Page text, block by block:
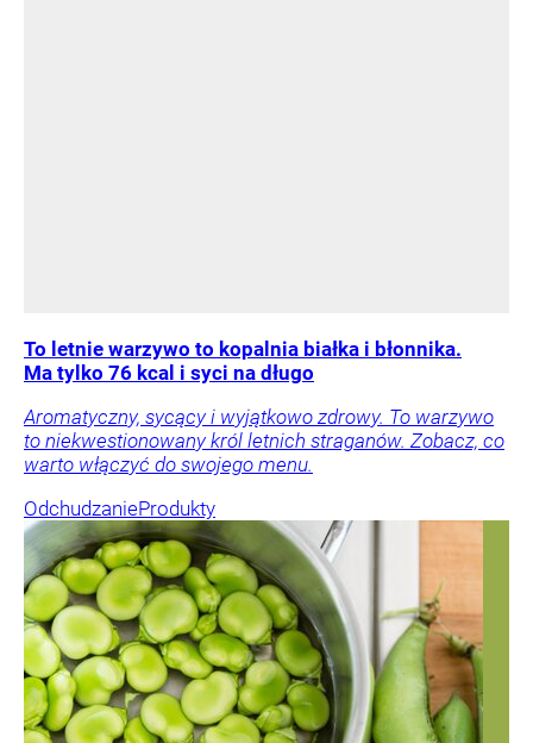
To letnie warzywo to kopalnia białka i błonnika.
Ma tylko 76 kcal i syci na długo
Aromatyczny, sycący i wyjątkowo zdrowy. To warzywo
to niekwestionowany król letnich straganów. Zobacz, co
warto włączyć do swojego menu.
OdchudzanieProdukty